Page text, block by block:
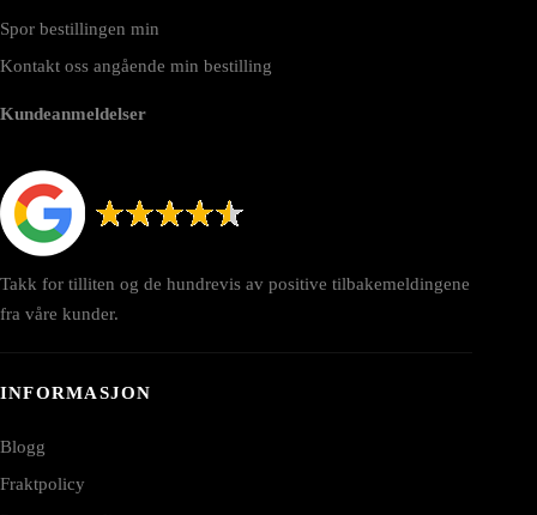
Spor bestillingen min
Kontakt oss angående min bestilling
Kundeanmeldelser
Takk for tilliten og de hundrevis av positive tilbakemeldingene
fra våre kunder.
INFORMASJON
Blogg
Fraktpolicy